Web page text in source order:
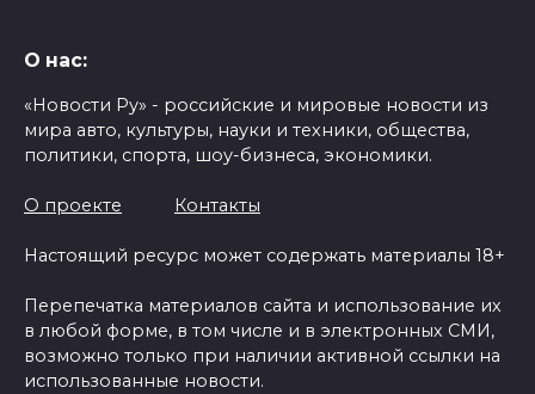
О нас:
«Новости Ру» - российские и мировые новости из
мира авто, культуры, науки и техники, общества,
политики, спорта, шоу-бизнеса, экономики.
О проекте Контакты
Настоящий ресурс может содержать материалы 18+
Перепечатка материалов сайта и использование их
в любой форме, в том числе и в электронных СМИ,
возможно только при наличии активной ссылки на
использованные новости.